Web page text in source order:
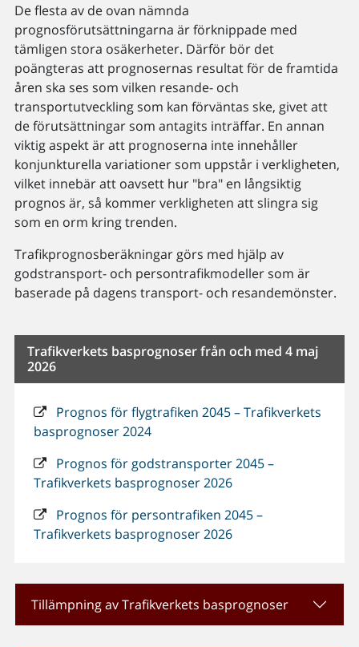
De flesta av de ovan nämnda
prognosförutsättningarna är förknippade med
tämligen stora osäkerheter. Därför bör det
poängteras att prognosernas resultat för de framtida
åren ska ses som vilken resande- och
transportutveckling som kan förväntas ske, givet att
de förutsättningar som antagits inträffar. En annan
viktig aspekt är att prognoserna inte innehåller
konjunkturella variationer som uppstår i verkligheten,
vilket innebär att oavsett hur "bra" en långsiktig
prognos är, så kommer verkligheten att slingra sig
som en orm kring trenden.
Trafikprognosberäkningar görs med hjälp av
godstransport- och persontrafikmodeller som är
baserade på dagens transport- och resandemönster.
Trafikverkets basprognoser från och med 4 maj
2026
Prognos för flygtrafiken 2045 – Trafikverkets
basprognoser 2024
Prognos för godstransporter 2045 –
Trafikverkets basprognoser 2026
Prognos för persontrafiken 2045 –
Trafikverkets basprognoser 2026
Tillämpning av Trafikverkets basprognoser